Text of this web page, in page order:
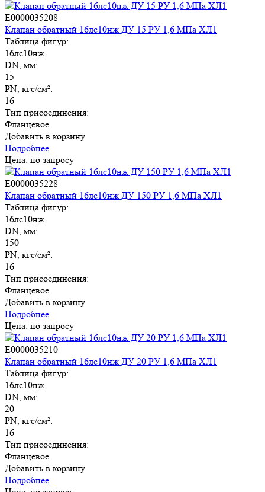
E0000035208
Клапан обратный 16лс10нж ДУ 15 РУ 1,6 МПа ХЛ1
Таблица фигур:
16лс10нж
DN, мм:
15
PN, кгс/см²:
16
Тип присоединения:
Фланцевое
Добавить в корзину
Подробнее
Цена: по запросу
E0000035228
Клапан обратный 16лс10нж ДУ 150 РУ 1,6 МПа ХЛ1
Таблица фигур:
16лс10нж
DN, мм:
150
PN, кгс/см²:
16
Тип присоединения:
Фланцевое
Добавить в корзину
Подробнее
Цена: по запросу
E0000035210
Клапан обратный 16лс10нж ДУ 20 РУ 1,6 МПа ХЛ1
Таблица фигур:
16лс10нж
DN, мм:
20
PN, кгс/см²:
16
Тип присоединения:
Фланцевое
Добавить в корзину
Подробнее